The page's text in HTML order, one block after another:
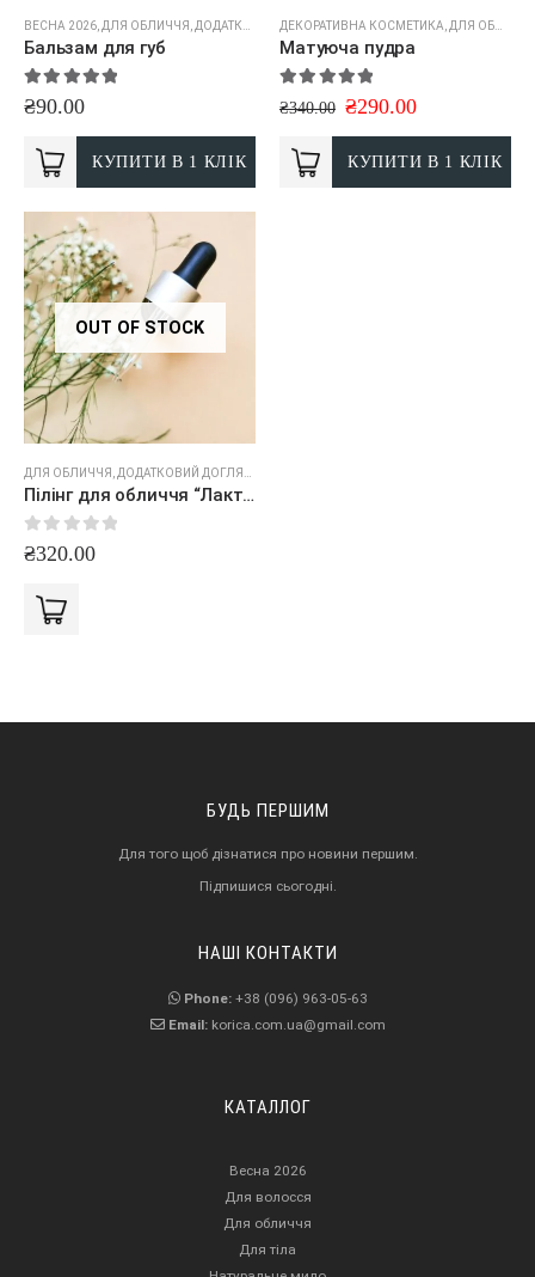
ВЕСНА 2026,ДЛЯ ОБЛИЧЧЯ ,ДОДАТКОВИЙ ДОГЛЯД
Бальзам для губ
5.00 out of 5
₴90.00
КУПИТИ В 1 КЛІК
ДЕКОРАТИВНА КОСМЕТИКА,ДЛЯ ОБЛИЧЧЯ
Матуюча пудра
5.00 out of 5
₴340.00 ₴290.00
КУПИТИ В 1 КЛІК
OUT OF STOCK
ДЛЯ ОБЛИЧЧЯ ДОДАТКОВИЙ ДОГЛЯД
Пілінг для обличчя “Лактобіоновий”
0out of 5
₴320.00
БУДЬ ПЕРШИМ
Для того щоб дізнатися про новини першим.
Підпишися сьогодні.
НАШІ КОНТАКТИ
Phone: +38 (096) 963-05-63
Email: korica.com.ua@gmail.com
КАТАЛЛОГ
Весна 2026
Для волосся
Для обличчя
Для тіла